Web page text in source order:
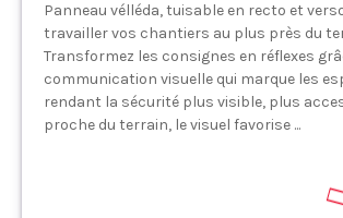
Panneau vélléda, tuisable en recto et
travailler vos chantiers au plus près du
Transformez les consignes en réflexes
communication visuelle qui marque les
rendant la sécurité plus visible, plus
proche du terrain, le visuel favorise ...